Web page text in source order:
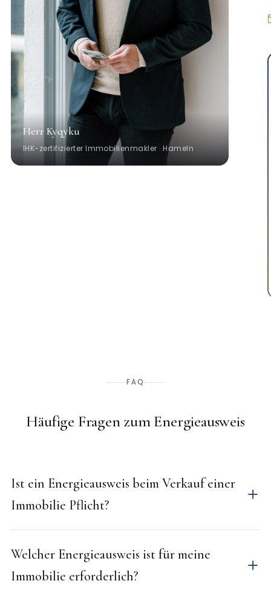
Herr Kyqyku
IHK-zertifizierter Immobilienmakler · Hameln
FAQ
Häufige Fragen zum Energieausweis
Ist ein Energieausweis beim Verkauf einer
Immobilie Pflicht?
Welcher Energieausweis ist für meine
Immobilie erforderlich?